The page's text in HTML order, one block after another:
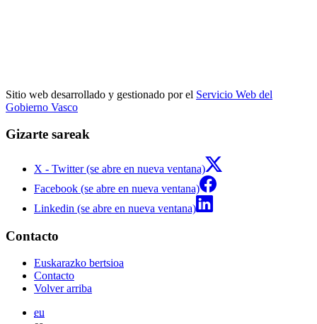
Sitio web desarrollado y gestionado por el Servicio Web del
Gobierno Vasco
Gizarte sareak
X - Twitter (se abre en nueva ventana)
Facebook (se abre en nueva ventana)
Linkedin (se abre en nueva ventana)
Contacto
Euskarazko bertsioa
Contacto
Volver arriba
eu